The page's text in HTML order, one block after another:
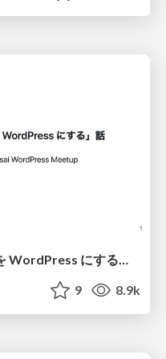
僕が考える 「HTML サイトを WordPress にする」話 / 2023-11-05 Kansai WordPress Meetup
9 8.9k